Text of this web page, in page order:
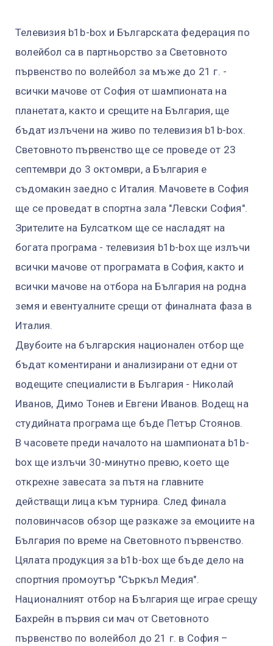
Телевизия b1b-box и Българската федерация по
волейбол са в партньорство за Световното
първенство по волейбол за мъже до 21 г. -
всички мачове от София от шампионата на
планетата, както и срещите на България, ще
бъдат излъчени на живо по телевизия b1b-box.
Световното първенство ще се проведе от 23
септември до 3 октомври, а България е
съдомакин заедно с Италия. Мачовете в София
ще се проведат в спортна зала "Левски София".
Зрителите на Булсатком ще се насладят на
богата програма - телевизия b1b-box ще излъчи
всички мачове от програмата в София, както и
всички мачове на отбора на България на родна
земя и евентуалните срещи от финалната фаза в
Италия.
Двубоите на българския национален отбор ще
бъдат коментирани и анализирани от едни от
водещите специалисти в България - Николай
Иванов, Димо Тонев и Евгени Иванов. Водещ на
студийната програма ще бъде Петър Стоянов.
В часовете преди началото на шампионата b1b-
box ще излъчи 30-минутно превю, което ще
открехне завесата за пътя на главните
действащи лица към турнира. След финала
половинчасов обзор ще разкаже за емоциите на
България по време на Световното първенство.
Цялата продукция за b1b-box ще бъде дело на
спортния промоутър "Съркъл Медия".
Националният отбор на България ще играе срещу
Бахрейн в първия си мач от Световното
първенство по волейбол до 21 г. в София –